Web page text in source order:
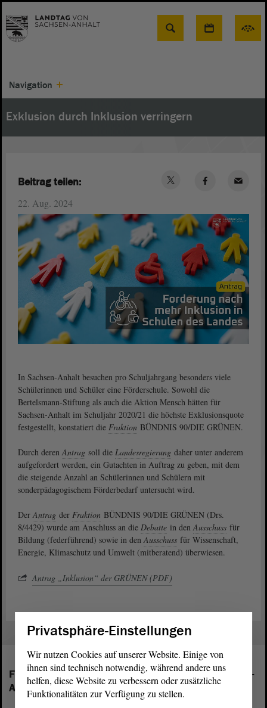
Suche
Navigation
Exklusion durch Inklusion verringern
22. Aug. 2024
In Sachsen-Anhalt besuchen pro Schuljahrgang besonders viele
Schülerinnen und Schüler eine Förderschule. Sowohl die
Bertelsmann-Stiftung als auch die Aktion Mensch hätten für
Sachsen-Anhalt im Schuljahr 2020/21 die höchste Exklusionsquote
festgestellt, konstatiert die Fraktion BÜNDNIS 90/DIE GRÜNEN.
Durch derenAntrag soll die Landesregierung daher unter anderem
aufgefordert werden, ein Gutachten in Auftrag zu geben, mit dem
die steigende Anzahl an Schülerinnen und Schülern mit
sonderpädagogischem Förderbedarf untersucht wird.
DerAntrag der Fraktion BÜNDNIS 90/DIE GRÜNEN (Drs.
8/4429) wurde am Anschluss an die Debatte in denAusschuss für
Bildung (federführend) sowie in denAusschuss für Wissenschaft,
Energie, Klimaschutz und Umwelt (mitberatend) überwiesen.
Antrag „Inklusion“ der GRÜNEN (PDF)
Beitrag teilen:
Folgende Fraktionen sind im Landtag von Sachsen-
Anhalt vertreten:
Privatsphäre-Einstellungen
Wir nutzen Cookies auf unserer Website. Einige von
ihnen sind technisch notwendig, während andere uns
helfen, diese Website zu verbessern oder zusätzliche
Funktionalitäten zur Verfügung zu stellen.